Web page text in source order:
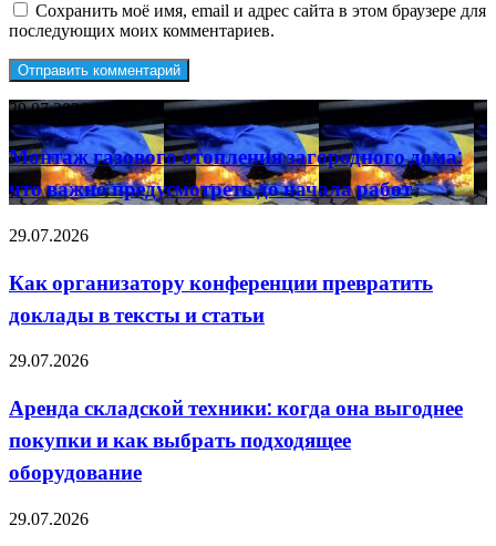
Сохранить моё имя, email и адрес сайта в этом браузере для
последующих моих комментариев.
Монтаж
газового
отопления
загородного
дома:
что
важно
предусмотреть
начала
работ
29.07.2026
Монтаж газового отопления загородного дома:
что важно предусмотреть до начала работ
Как
конференции
превратить
доклады
тексты
29.07.2026
Как организатору конференции превратить
доклады в тексты и статьи
Аренда
техники:
когда
она
покупки
как
29.07.2026
Аренда складской техники: когда она выгоднее
покупки и как выбрать подходящее
оборудование
Украина
29.07.2026